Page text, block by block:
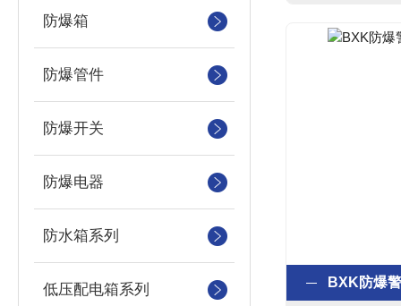
防爆箱
防爆管件
防爆开关
防爆电器
防水箱系列
低压配电箱系列 BXK防爆